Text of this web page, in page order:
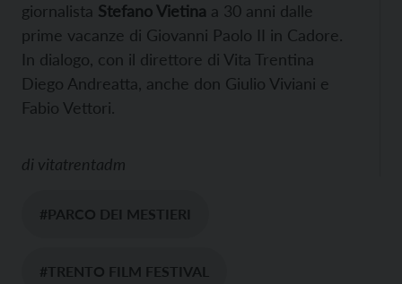
giornalista Stefano Vietina a 30 anni dalle
prime vacanze di Giovanni Paolo II in Cadore.
In dialogo, con il direttore di Vita Trentina
Diego Andreatta, anche don Giulio Viviani e
Fabio Vettori.
di vitatrentadm
#PARCO DEI MESTIERI
#TRENTO FILM FESTIVAL